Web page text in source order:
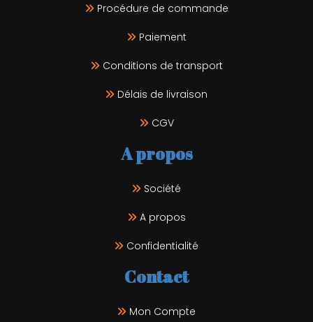
Procédure de commande
Paiement
Conditions de transport
Délais de livraison
CGV
A propos
Société
A propos
Confidentialité
Contact
Mon Compte